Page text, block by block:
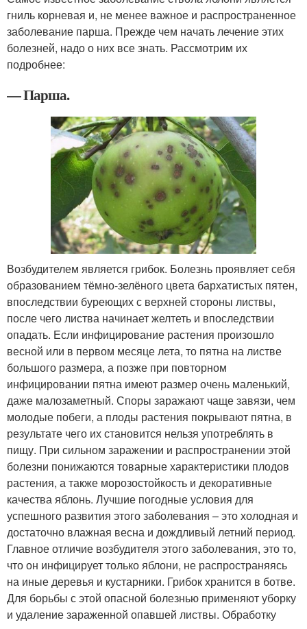
гниль корневая и, не менее важное и распространенное
заболевание парша. Прежде чем начать лечение этих
болезней, надо о них все знать. Рассмотрим их
подробнее:
— Парша.
Возбудителем является грибок. Болезнь проявляет себя
образованием тёмно-зелёного цвета бархатистых пятен,
впоследствии буреющих с верхней стороны листвы,
после чего листва начинает желтеть и впоследствии
опадать. Если инфицирование растения произошло
весной или в первом месяце лета, то пятна на листве
большого размера, а позже при повторном
инфицировании пятна имеют размер очень маленький,
даже малозаметный. Споры заражают чаще завязи, чем
молодые побеги, а плоды растения покрывают пятна, в
результате чего их становится нельзя употреблять в
пищу. При сильном заражении и распространении этой
болезни понижаются товарные характеристики плодов
растения, а также морозостойкость и декоративные
качества яблонь. Лучшие погодные условия для
успешного развития этого заболевания – это холодная и
достаточно влажная весна и дождливый летний период.
Главное отличие возбудителя этого заболевания, это то,
что он инфицирует только яблони, не распространяясь
на иные деревья и кустарники. Грибок хранится в ботве.
Для борьбы с этой опасной болезнью применяют уборку
и удаление зараженной опавшей листвы. Обработку